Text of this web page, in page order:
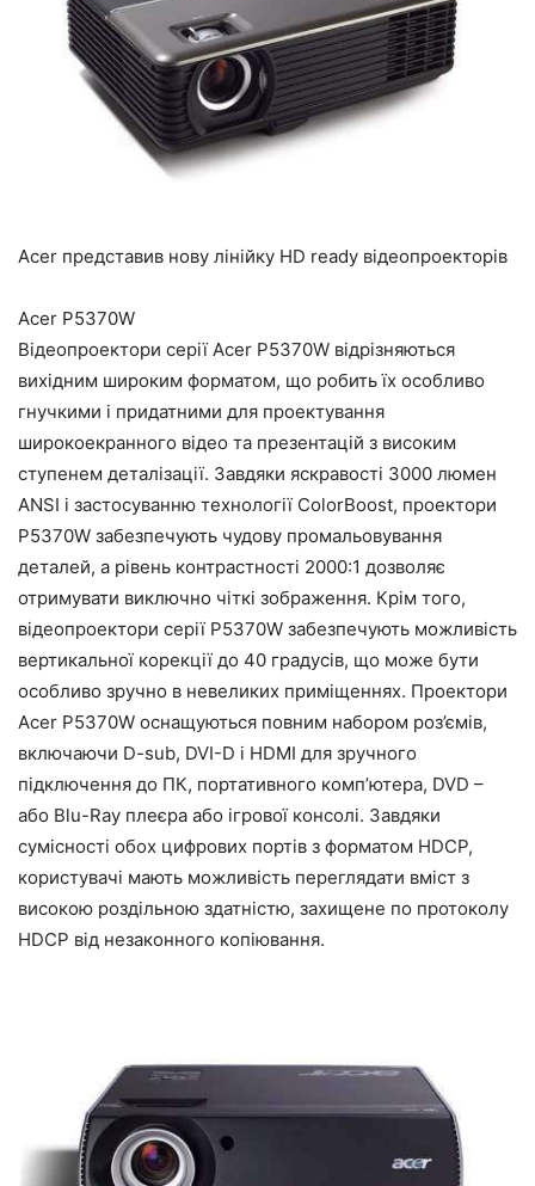
Acer представив нову лінійку HD ready відеопроекторів
Acer P5370W
Відеопроектори серії Acer P5370W відрізняються
вихідним широким форматом, що робить їх особливо
гнучкими і придатними для проектування
широкоекранного відео та презентацій з високим
ступенем деталізації. Завдяки яскравості 3000 люмен
ANSI і застосуванню технології ColorBoost, проектори
P5370W забезпечують чудову промальовування
деталей, а рівень контрастності 2000:1 дозволяє
отримувати виключно чіткі зображення. Крім того,
відеопроектори серії P5370W забезпечують можливість
вертикальної корекції до 40 градусів, що може бути
особливо зручно в невеликих приміщеннях. Проектори
Acer P5370W оснащуються повним набором роз’ємів,
включаючи D-sub, DVI-D і HDMI для зручного
підключення до ПК, портативного комп’ютера, DVD –
або Blu-Ray плеєра або ігрової консолі. Завдяки
сумісності обох цифрових портів з форматом HDCP,
користувачі мають можливість переглядати вміст з
високою роздільною здатністю, захищене по протоколу
HDCP від незаконного копіювання.